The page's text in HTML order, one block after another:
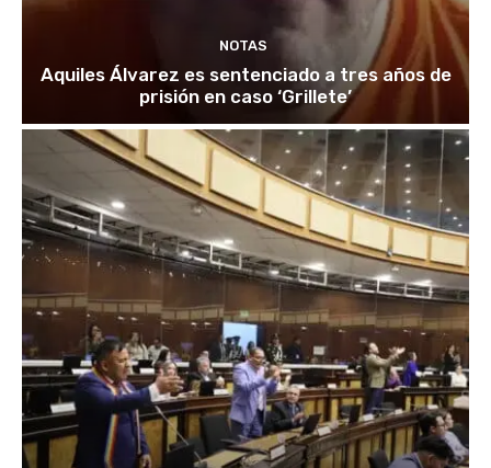
NOTAS
Aquiles Álvarez es sentenciado a tres años de
prisión en caso ‘Grillete’